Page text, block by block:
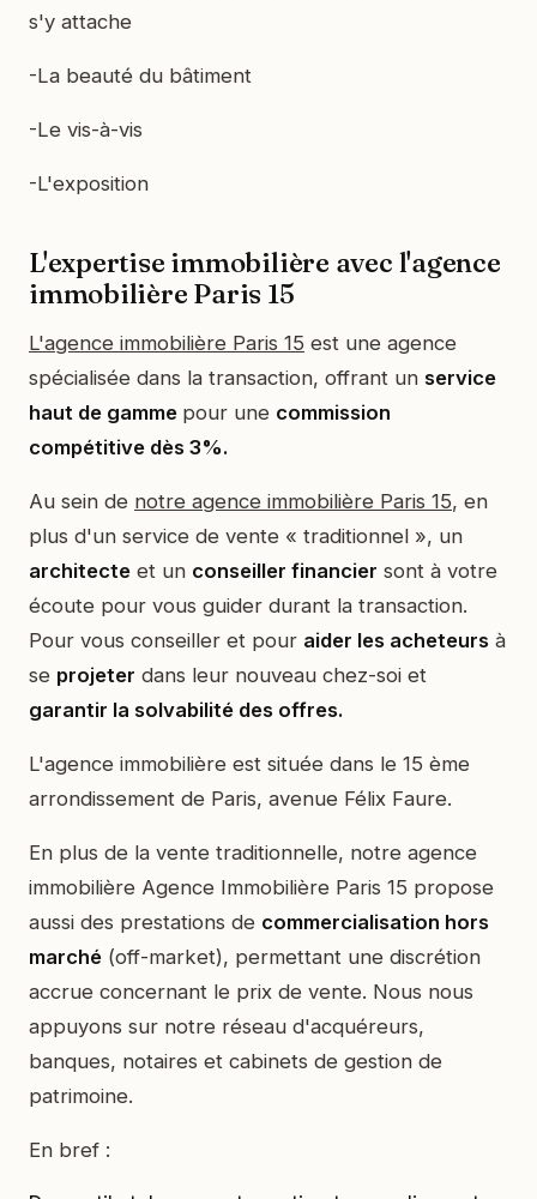
s'y attache
-La beauté du bâtiment
-Le vis-à-vis
-L'exposition
L'expertise immobilière avec l'agence
immobilière Paris 15
L'agence immobilière Paris 15 est une agence
spécialisée dans la transaction, offrant un service
haut de gamme pour une commission
compétitive dès 3%.
Au sein de notre agence immobilière Paris 15, en
plus d'un service de vente « traditionnel », un
architecte et un conseiller financier sont à votre
écoute pour vous guider durant la transaction.
Pour vous conseiller et pour aider les acheteurs à
se projeter dans leur nouveau chez-soi et
garantir la solvabilité des offres.
L'agence immobilière est située dans le 15 ème
arrondissement de Paris, avenue Félix Faure.
En plus de la vente traditionnelle, notre agence
immobilière Agence Immobilière Paris 15 propose
aussi des prestations de commercialisation hors
marché (off-market), permettant une discrétion
accrue concernant le prix de vente. Nous nous
appuyons sur notre réseau d'acquéreurs,
banques, notaires et cabinets de gestion de
patrimoine.
En bref :